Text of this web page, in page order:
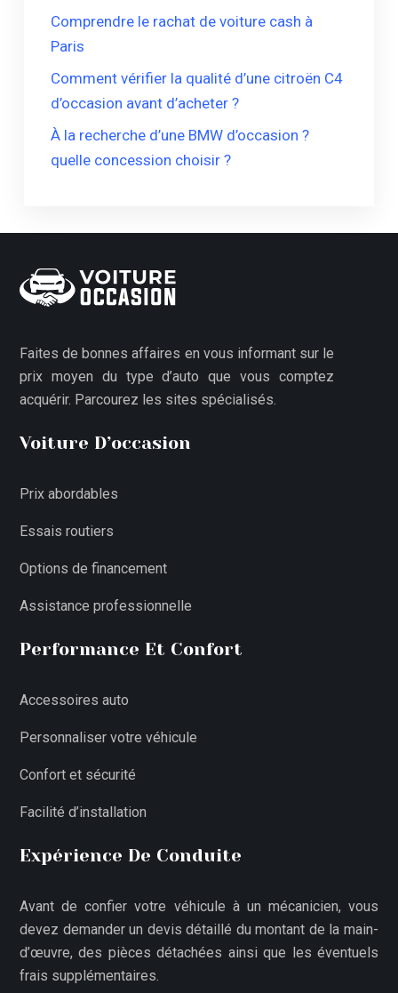
Comprendre le rachat de voiture cash à
Paris
Comment vérifier la qualité d’une citroën C4
d’occasion avant d’acheter ?
À la recherche d’une BMW d’occasion ?
quelle concession choisir ?
Faites de bonnes affaires en vous informant sur le
prix moyen du type d’auto que vous comptez
acquérir. Parcourez les sites spécialisés.
Voiture D’occasion
Prix abordables
Essais routiers
Options de financement
Assistance professionnelle
Performance Et Confort
Accessoires auto
Personnaliser votre véhicule
Confort et sécurité
Facilité d’installation
Expérience De Conduite
Avant de confier votre véhicule à un mécanicien, vous
devez demander un devis détaillé du montant de la main-
d’œuvre, des pièces détachées ainsi que les éventuels
frais supplémentaires.